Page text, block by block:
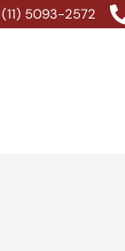
(11) 5093-2572